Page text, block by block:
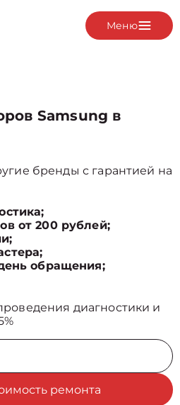
Меню
Samsung в
бренды с гарантией на
от 200 рублей;
обращения;
диагностики и
ремонта